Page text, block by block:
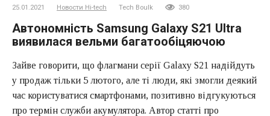
25.01.2021 Новости Hi-tech Tech Boulk 380
Автономність Samsung Galaxy S21 Ultra
виявилася вельми багатообіцяючою
Зайве говорити, що флагмани серії Galaxy S21 надійдуть
у продаж тільки 5 лютого, але ті люди, які змогли деякий
час користуватися смартфонами, позитивно відгукуються
про термін служби акумулятора. Автор статті про